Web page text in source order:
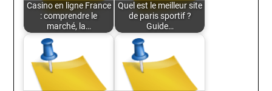
Casino en ligne France
: comprendre le
marché, la…
Quel est le meilleur site
de paris sportif ?
Guide…